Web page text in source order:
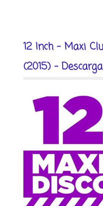
12 Inch - Maxi
(2015) -